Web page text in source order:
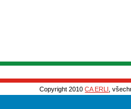
Copyright 2010CA ERLI ,